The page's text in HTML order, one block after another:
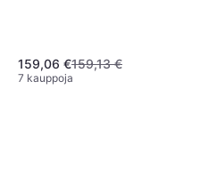
159,06 €159,13 €
7 kauppoja